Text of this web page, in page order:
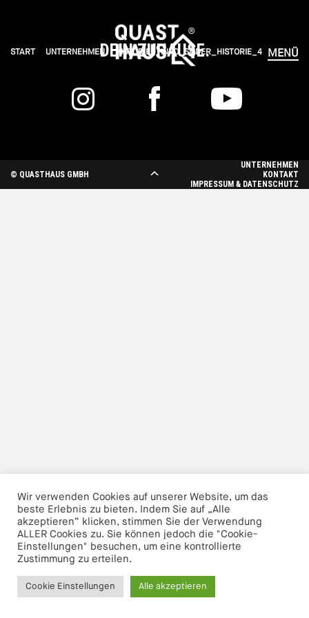
START UNTERNEHMEN HISTORIE INFO_SLIDER_HISTORIE_4 MENÜ
START
KOMPETENZEN
DEIN ZUHAUSE.
© QUASTHAUS GMBH
UNTERNEHMEN
KONTAKT
IMPRESSUM & DATENSCHUTZ
Wir verwenden Cookies auf unserer Website, um das
beste Erlebnis zu bieten. Indem Sie auf „Alle
akzeptieren“ klicken, stimmen Sie der Verwendung
ALLER Cookies zu. Sie können jedoch die "Cookie-
Einstellungen" besuchen, um eine kontrollierte
Zustimmung zu erteilen.
Cookie Einstellungen Alle akzeptieren